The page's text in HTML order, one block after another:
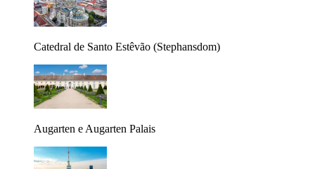
Catedral de Santo Estêvão (Stephansdom)
Augarten e Augarten Palais